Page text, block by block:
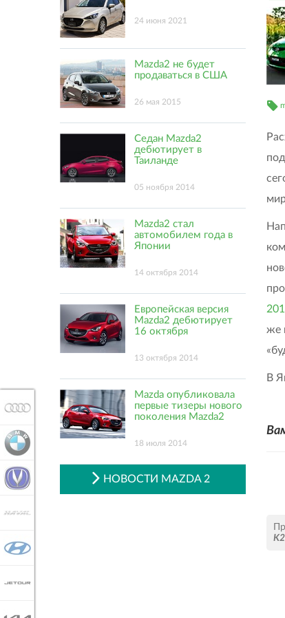
же
В
24 июня 2021
Mazda2 не будет
продаваться в США
26 мая 2015
Седан Mazda2
дебютирует в
Таиланде
05 ноября 2014
Mazda2 стал
автомобилем года в
Японии
14 октября 2014
Европейская версия
Mazda2 дебютирует
16 октября
13 октября 2014
Mazda опубликовала
первые тизеры нового
поколения Mazda2
18 июля 2014
НОВОСТИ MAZDA 2
AUDI